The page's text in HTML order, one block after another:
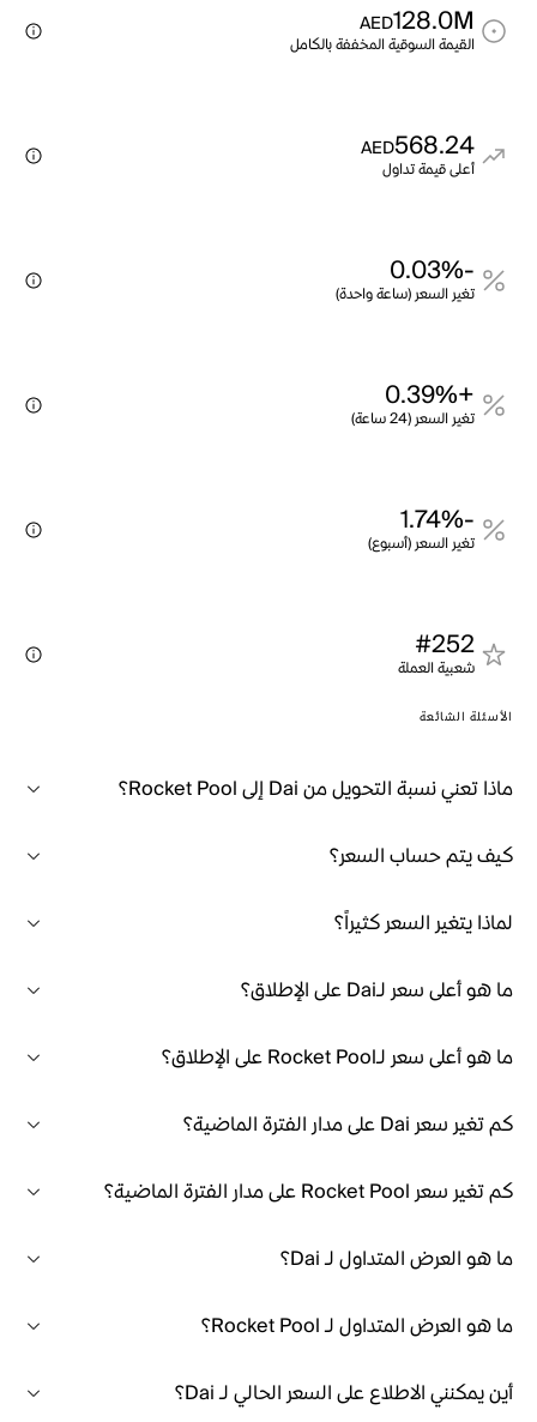
128.0M
AED
القيمة السوقية المخففة بالكامل
568.24
AED
أعلى قيمة تداول
-0.03%
تغير السعر (ساعة واحدة)
+0.39%
تغير السعر (24 ساعة)
-1.74%
تغير السعر (أسبوع)
#252
شعبية العملة
الأسئلة الشائعة
ماذا تعني نسبة التحويل من Dai إلى Rocket Pool؟
كيف يتم حساب السعر؟
لماذا يتغير السعر كثيراً؟
ما هو أعلى سعر لـDai على الإطلاق؟
ما هو أعلى سعر لـRocket Pool على الإطلاق؟
كم تغير سعر Dai على مدار الفترة الماضية؟
كم تغير سعر Rocket Pool على مدار الفترة الماضية؟
ما هو العرض المتداول لـ Dai؟
ما هو العرض المتداول لـ Rocket Pool؟
أين يمكنني الاطلاع على السعر الحالي لـ Dai؟